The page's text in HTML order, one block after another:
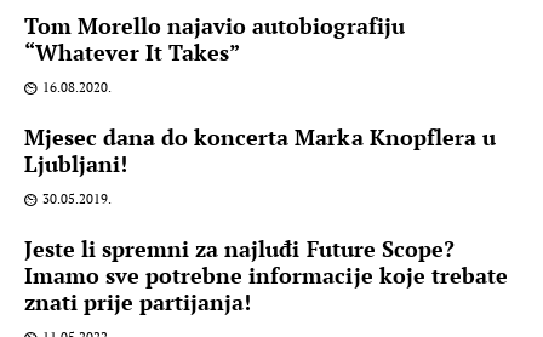
Tom Morello najavio autobiografiju
“Whatever It Takes”
16.08.2020.
Mjesec dana do koncerta Marka Knopflera u
Ljubljani!
30.05.2019.
Jeste li spremni za najluđi Future Scope?
Imamo sve potrebne informacije koje trebate
znati prije partijanja!